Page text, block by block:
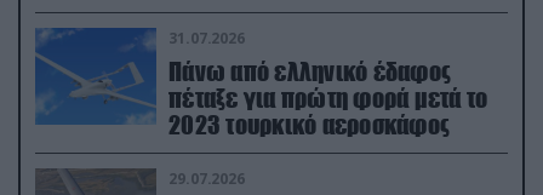
31.07.2026
Πάνω από ελληνικό έδαφος
πέταξε για πρώτη φορά μετά το
2023 τουρκικό αεροσκάφος
29.07.2026